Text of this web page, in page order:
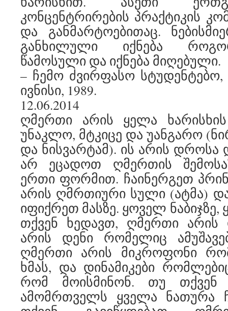
კონცენტრირების პრაქტიკის
და განმარტოებითაც.
განხილული იქნება
წამოსული და იქნება მიღებული.
– ჩემო ძვირფასო სტუდენტებო,
ივნისი, 1989.
12.06.2014
ღმერთი არის ყელა
უნაკლო, მტკიცე და უანგარო
და ნისვარტამ). ის არის დროსა
არ ეცადოთ ღმერთის
ერთი ფორმით. ჩაინერგეთ
არის ღმრთიური სული (ატმა)
იფიქრეთ მასზე. ყოველ
თქვენ ხედავთ, ღმერთი არის
არის დენი რომელიც
ღმერთი არის მიკროფონი
ხმას, და დინამიკები
რომ მოისმინონ. თუ თქვენ
ამომრთველს ყველა ნათურა